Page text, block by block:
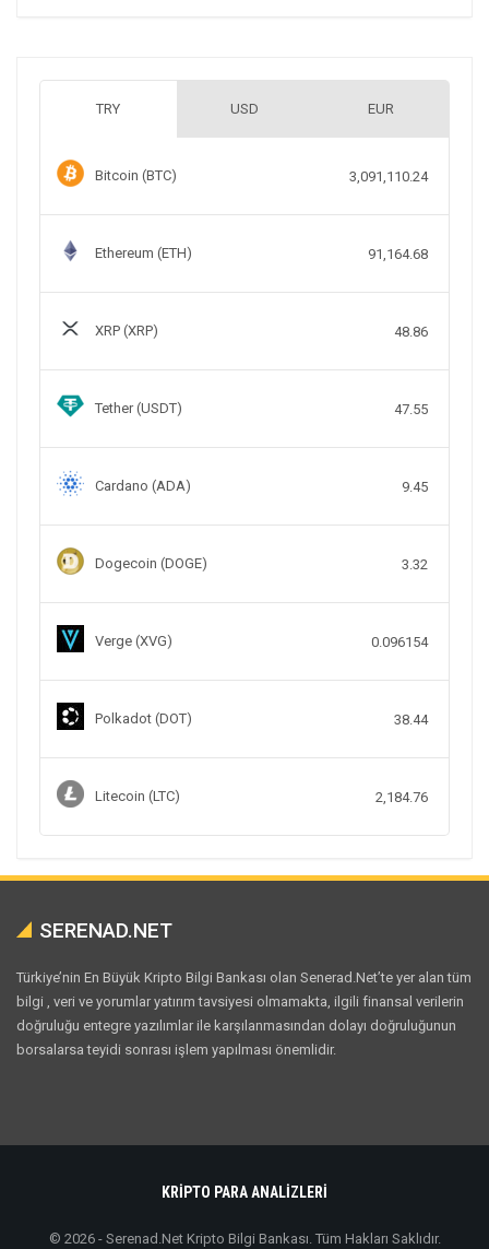
TRY USD EUR
Bitcoin (BTC) 3,091,110.24
Ethereum (ETH) 91,164.68
XRP (XRP) 48.86
Tether (USDT) 47.55
Cardano (ADA) 9.45
Dogecoin (DOGE) 3.32
Verge (XVG) 0.096154
Polkadot (DOT) 38.44
Litecoin (LTC) 2,184.76
SERENAD.NET
Türkiye’nin En Büyük Kripto Bilgi Bankası olan Senerad.Net’te yer alan tüm
bilgi , veri ve yorumlar yatırım tavsiyesi olmamakta, ilgili finansal verilerin
doğruluğu entegre yazılımlar ile karşılanmasından dolayı doğruluğunun
borsalarsa teyidi sonrası işlem yapılması önemlidir.
KRİPTO PARA ANALİZLERİ
© 2026 - Serenad.Net Kripto Bilgi Bankası. Tüm Hakları Saklıdır.